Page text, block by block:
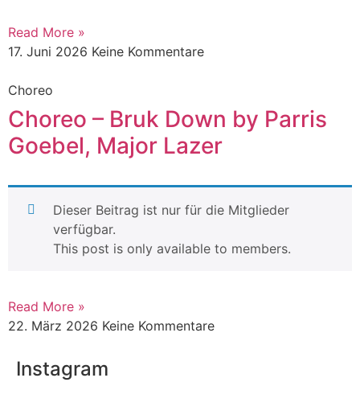
Read More »
17. Juni 2026 Keine Kommentare
Choreo
Choreo – Bruk Down by Parris
Goebel, Major Lazer
Dieser Beitrag ist nur für die Mitglieder
verfügbar.
This post is only available to members.
Read More »
22. März 2026 Keine Kommentare
Instagram